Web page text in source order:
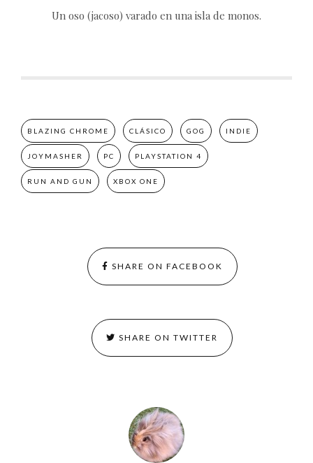
Un oso (jacoso) varado en una isla de monos.
BLAZING CHROME CLÁSICO GOG INDIE
JOYMASHER PC PLAYSTATION 4
RUN AND GUN XBOX ONE
SHARE ON FACEBOOK
SHARE ON TWITTER